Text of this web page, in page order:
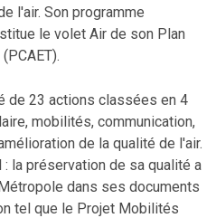
l'air. Son programme
le volet Air de son Plan
de 23 actions classées en 4
mobilités, communication,
de la qualité de l'air.
la préservation de sa qualité a
dans ses documents
tel que le Projet Mobilités